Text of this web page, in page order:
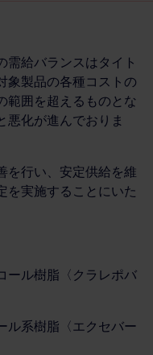
需給バランスはタイト
象製品の各種コストの
範囲を超えるものとな
悪化が進んでおりま
を行い、安定供給を維
を実施することにいた
ル樹脂〈クラレポバ
脂〈エクセバー